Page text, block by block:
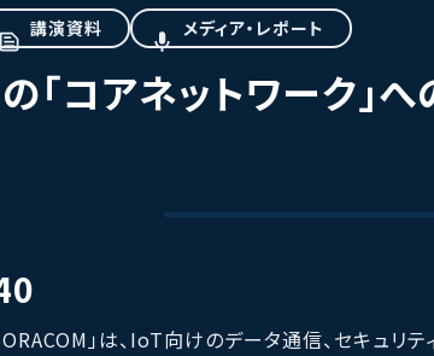
講演資料 メディア・レポート
「コアネットワーク」へ
」は、IoT向けのデータ通信、セキュリテ